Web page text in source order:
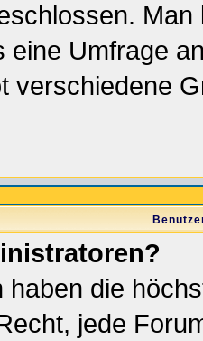
eine Umfrage
verschiedene
haben die
jede